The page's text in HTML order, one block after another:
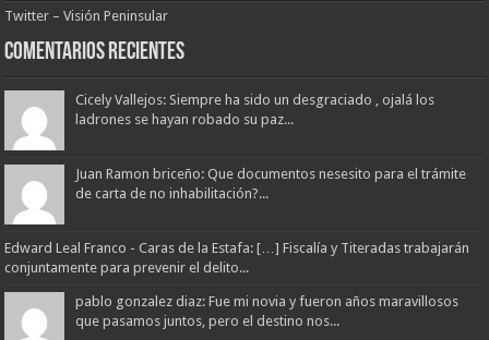
Twitter – Visión Peninsular
Comentarios Recientes
Cicely Vallejos: Siempre ha sido un desgraciado , ojalá los
ladrones se hayan robado su paz...
Juan Ramon briceño: Que documentos nesesito para el trámite
de carta de no inhabilitación?...
Edward Leal Franco - Caras de la Estafa: […] Fiscalía y Titeradas trabajarán
conjuntamente para prevenir el delito...
pablo gonzalez diaz: Fue mi novia y fueron años maravillosos
que pasamos juntos, pero el destino nos...